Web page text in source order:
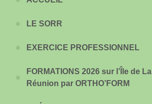
LE SORR
EXERCICE PROFESSIONNEL
FORMATIONS 2026 sur l’Île de La
Réunion par ORTHO’FORM